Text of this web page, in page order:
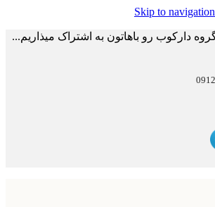
Skip to navigation